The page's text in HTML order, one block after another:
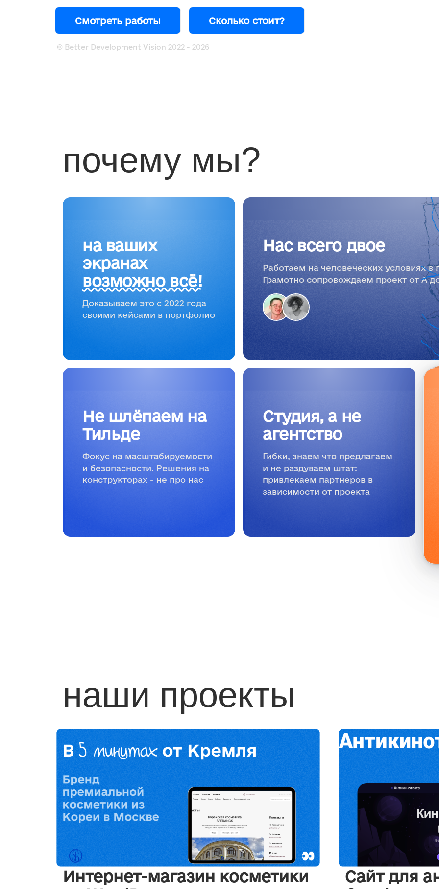
Смотреть работы Сколько стоит?
© Better Development Vision 2022 - 2026
почему мы?
на ваших
экранах
возможно всё!
Доказываем это с 2022 года
своими кейсами в портфолио
Нас всего двое
Работаем на человеческих условиях в
Грамотно сопровождаем проект от А
Не шлёпаем на
Тильде
Фокус на масштабируемости
и безопасности. Решения на
конструкторах - не про нас
Студия, а не
агентство
Гибки, знаем что предлагаем
и не раздуваем штат:
привлекаем партнеров в
зависимости от проекта
наши проекты
Интернет-магазин косметики
Сайт для